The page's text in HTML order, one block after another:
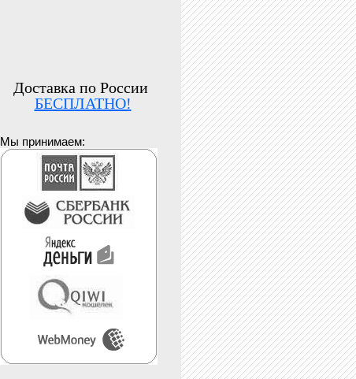
Доставка по России
БЕСПЛАТНО!
Мы принимаем: